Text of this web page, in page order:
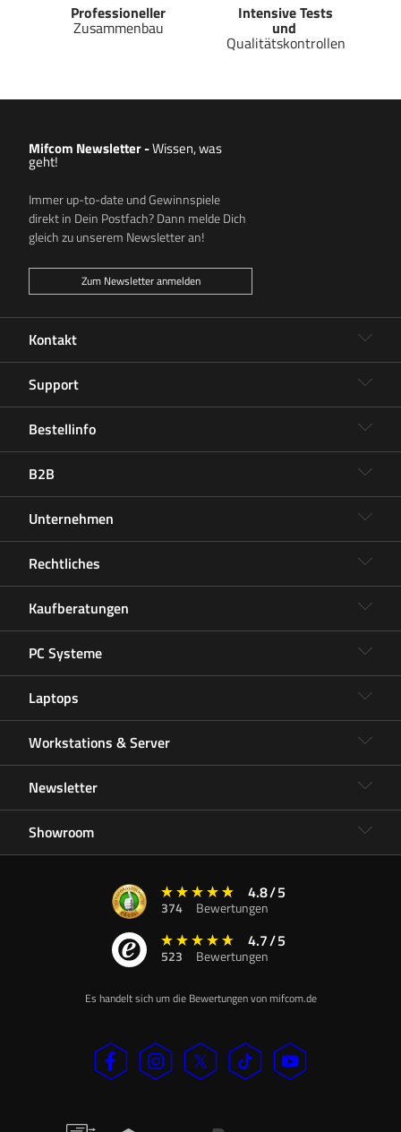
Professioneller
Zusammenbau
Intensive Tests
und
Qualitätskontrollen
Kontakt
Support
Bestellinfo
B2B
Unternehmen
Rechtliches
Kaufberatungen
PC Systeme
Laptops
Workstations & Server
Newsletter
Showroom
Mifcom Newsletter-Wissen, was
geht!
Immer up-to-date und Gewinnspiele
direkt in Dein Postfach? Dann melde Dich
gleich zu unserem Newsletter an!
Zum Newsletter anmelden
4.8/5
374 Bewertungen
4.7/5
523 Bewertungen
Es handelt sich um die Bewertungen von mifcom.de